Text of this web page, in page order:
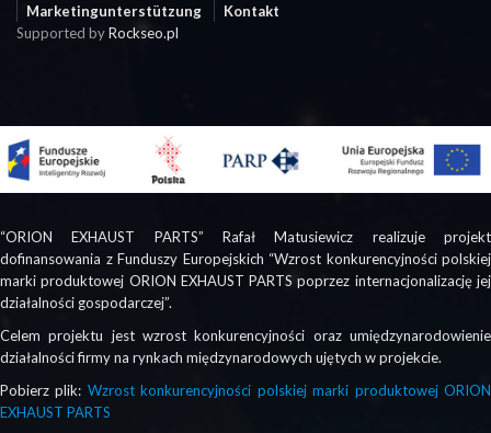
Marketingunterstützung
Kontakt
Supported byRockseo.pl
“ORION EXHAUST PARTS” Rafał Matusiewicz realizuje projekt
dofinansowania z Funduszy Europejskich “Wzrost konkurencyjności polskiej
marki produktowej ORION EXHAUST PARTS poprzez internacjonalizację jej
działalności gospodarczej”.
Celem projektu jest wzrost konkurencyjności oraz umiędzynarodowienie
działalności firmy na rynkach międzynarodowych ujętych w projekcie.
Pobierz plik: Wzrost konkurencyjności polskiej marki produktowej ORION
EXHAUST PARTS